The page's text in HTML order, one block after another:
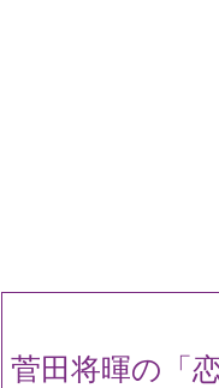
菅田将暉の「